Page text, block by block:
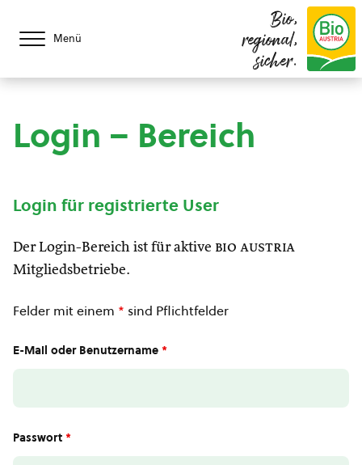
Menü
Bio,
regional,
sicher.
Login – Bereich
Login für registrierte User
Der Login-Bereich ist für aktive bio austria
Mitgliedsbetriebe.
Felder mit einem * sind Pflichtfelder
E-Mail oder Benutzername *
Passwort *